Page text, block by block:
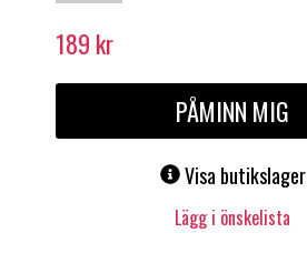
189 kr
PÅMINN MIG
Visa butikslager
Lägg i önskelista